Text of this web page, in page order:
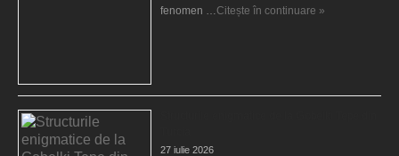
fenomen …Citește în continuare »
27 iulie 2026